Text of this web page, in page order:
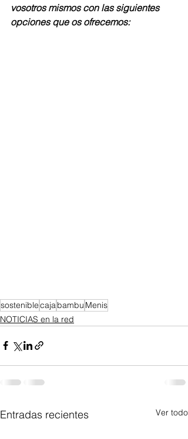
vosotros mismos con las siguientes
opciones que os ofrecemos:
sosteniblecajabambu Menis
NOTICIAS en la red
Entradas recientes Ver todo